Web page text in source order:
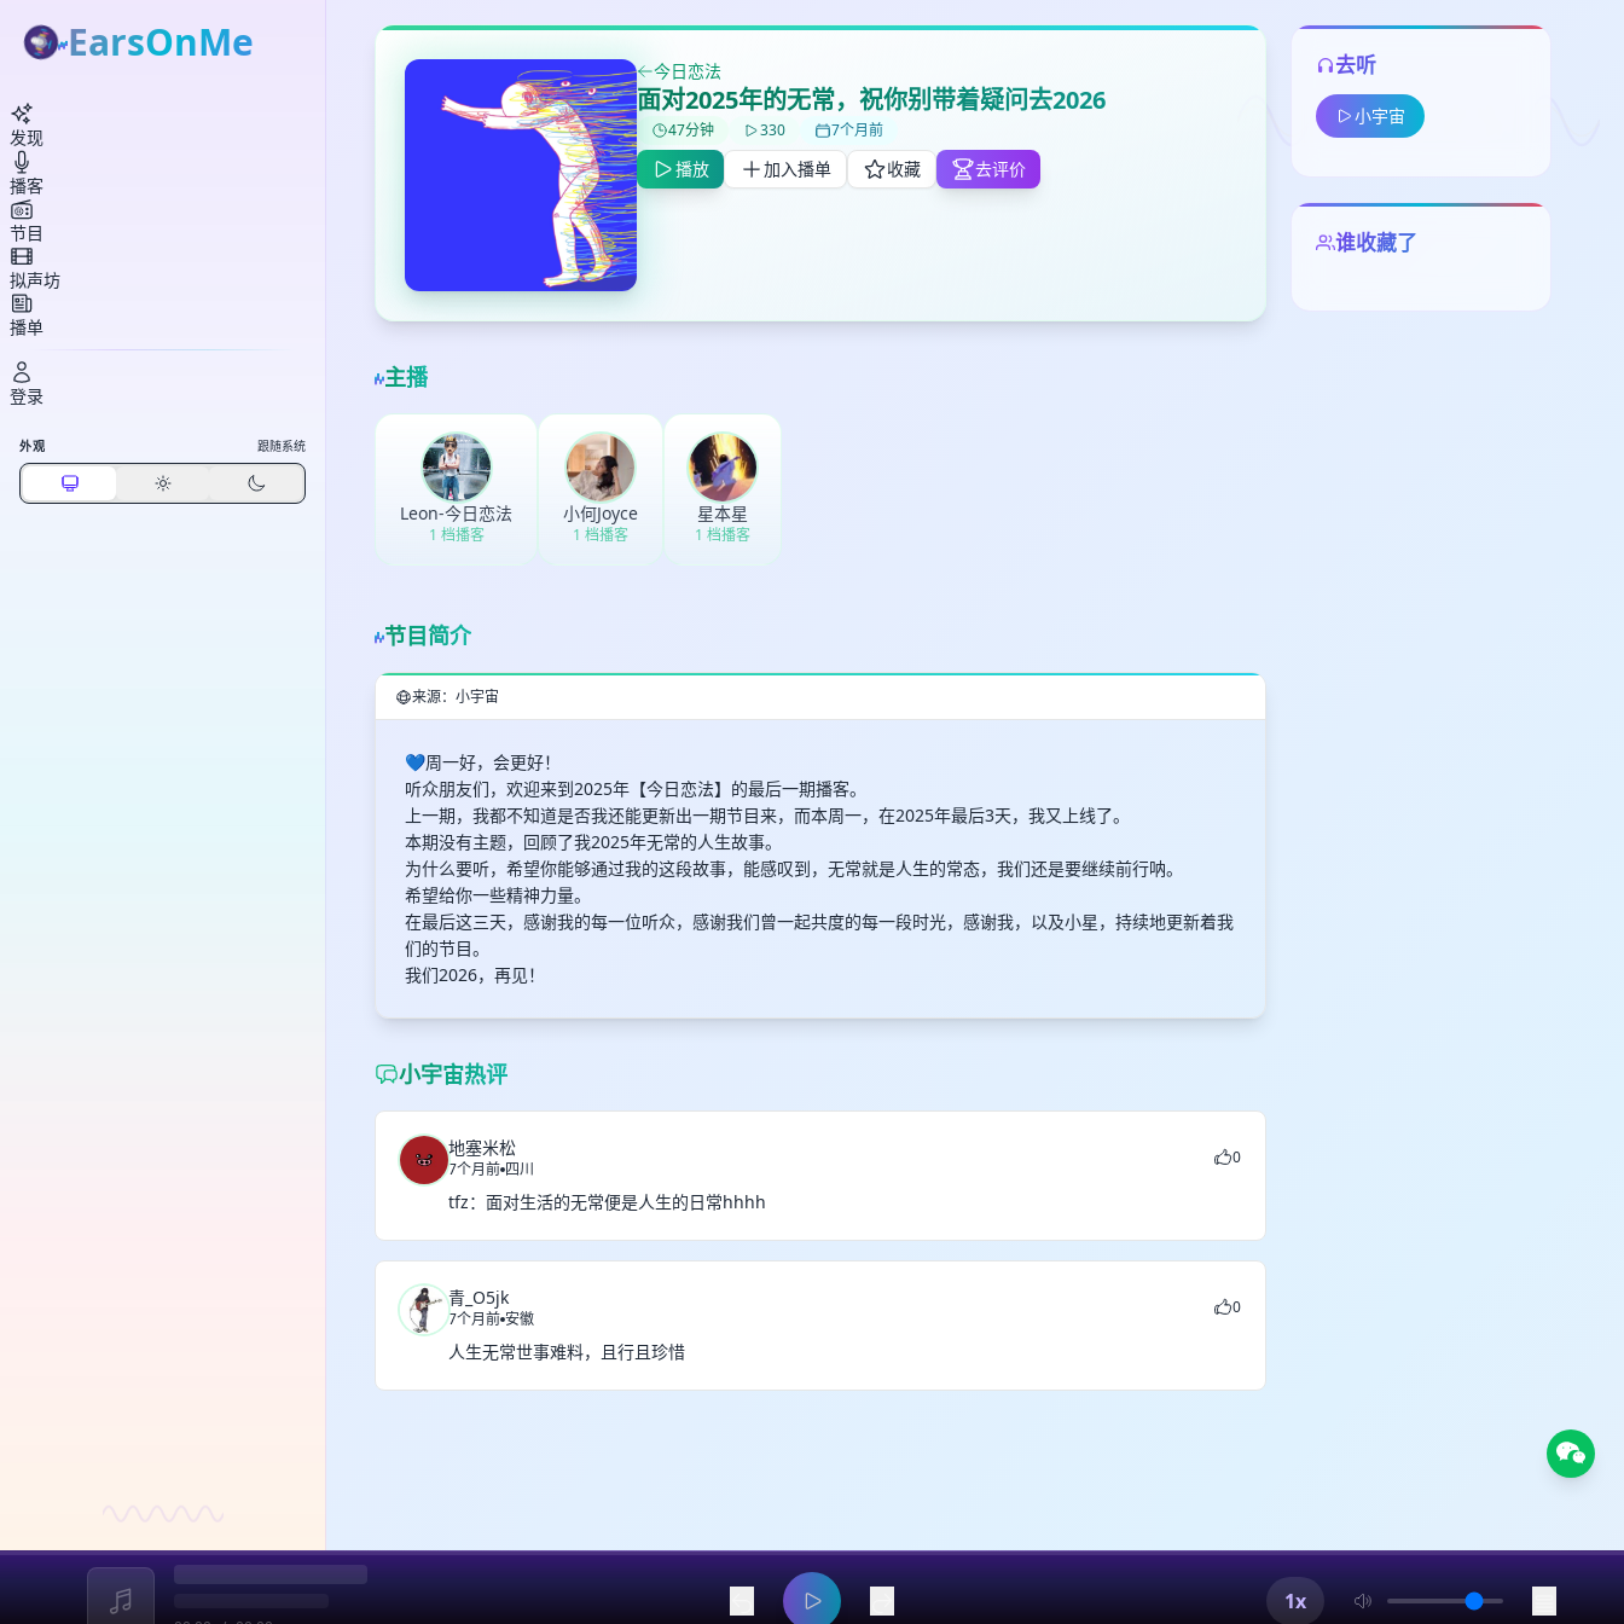
今日恋法
面对2025年的无常，祝你别带着疑问去2026
47分钟 330 7个月前
播放 加入播单 收藏 去评价
主播
Leon-今日恋法
1 档播客
小何Joyce
1 档播客
星本星
1 档播客
节目简介
来源：小宇宙
💙周一好，会更好！
听众朋友们，欢迎来到2025年【今日恋法】的最后一期播客。
上一期，我都不知道是否我还能更新出一期节目来，而本周一，在2025年最后3天，我又上线了。
本期没有主题，回顾了我2025年无常的人生故事。
为什么要听，希望你能够通过我的这段故事，能感叹到，无常就是人生的常态，我们还是要继续前行呐。
希望给你一些精神力量。
在最后这三天，感谢我的每一位听众，感谢我们曾一起共度的每一段时光，感谢我，以及小星，持续地更新着我
们的节目。
我们2026，再见！
小宇宙热评
地塞米松
7个月前 四川
0
tfz：面对生活的无常便是人生的日常hhhh
青_O5jk
7个月前 安徽
0
人生无常世事难料，且行且珍惜
去听
小宇宙
谁收藏了
✕
打分
鼠标下留人
✕
删除确认
EarsOnMe
发现
播客
节目
拟声坊
播单
登录
外观 跟随系统
✕
加入播单
1x